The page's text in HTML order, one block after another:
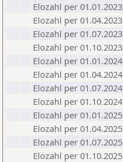
Elozahl per 01.01.2023
Elozahl per 01.04.2023
Elozahl per 01.07.2023
Elozahl per 01.10.2023
Elozahl per 01.01.2024
Elozahl per 01.04.2024
Elozahl per 01.07.2024
Elozahl per 01.10.2024
Elozahl per 01.01.2025
Elozahl per 01.04.2025
Elozahl per 01.07.2025
Elozahl per 01.10.2025